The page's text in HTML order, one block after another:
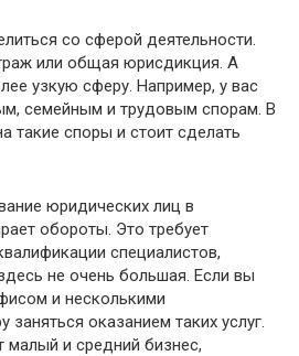
со сферой деятельности.
или общая юрисдикция. А
узкую сферу. Например, у вас
семейным и трудовым спорам. В
такие споры и стоит сделать
юридических лиц в
обороты. Это требует
специалистов,
не очень большая. Если вы
и несколькими
заняться оказанием таких услуг.
и средний бизнес,